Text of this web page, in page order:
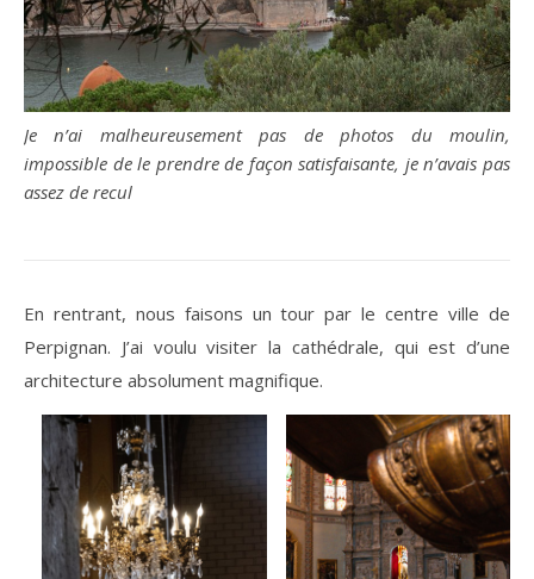
Je n’ai malheureusement pas de photos du moulin,
impossible de le prendre de façon satisfaisante, je n’avais pas
assez de recul
En rentrant, nous faisons un tour par le centre ville de
Perpignan. J’ai voulu visiter la cathédrale, qui est d’une
architecture absolument magnifique.